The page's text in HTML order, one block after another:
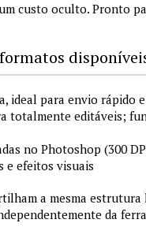
custo oculto. Pronto
ideal para envio rápido
totalmente editáveis;
no Photoshop (300
e efeitos visuais
a mesma
da